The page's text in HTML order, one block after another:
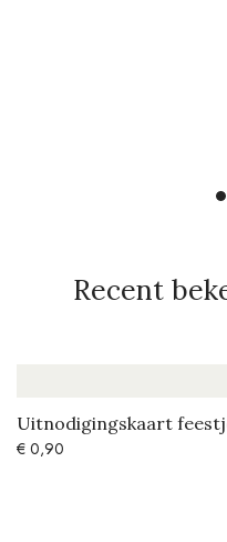
Recent
Uitnodigingskaart
€ 0,90